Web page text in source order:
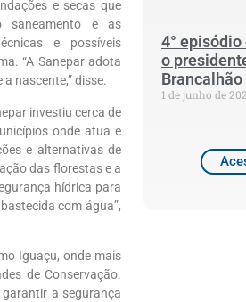
e secas que
saneamento e as
e possíveis
“A Sanepar adota
nascente,” disse.
investiu cerca de
onde atua e
e alternativas de
das florestas e a
hídrica para
com água”,
Iguaçu, onde mais
de Conservação.
a segurança
4°
o
Brancalhão
1 de junho de